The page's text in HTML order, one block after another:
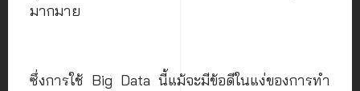
มากมาย
ซึ่งการใช้ Big Data นี้แม้จะมีข้อดีในแง่ของการทำ